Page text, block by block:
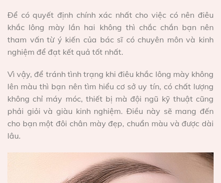
Để có quyết định chính xác nhất cho việc có nên điêu
khắc lông mày lần hai không thì chắc chắn bạn nên
tham vấn từ ý kiến của bác sĩ có chuyên môn và kinh
nghiệm để đạt kết quả tốt nhất.
Vì vậy, để tránh tình trạng khi điêu khắc lông mày không
lên màu thì bạn nên tìm hiểu cơ sở uy tín, có chất lượng
không chỉ máy móc, thiết bị mà đội ngũ kỹ thuật cũng
phải giỏi và giàu kinh nghiệm. Điều này sẽ mang đến
cho bạn một đôi chân mày đẹp, chuẩn màu và được dài
lâu.